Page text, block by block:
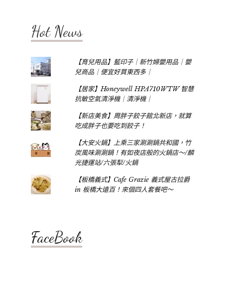
Hot News
【育兒用品】藍印子｜新竹婦嬰用品｜嬰
兒商品｜便宜好買東西多｜
【居家】Honeywell HPA710WTW 智慧
抗敏空氣清淨機｜清淨機｜
【新店美食】周胖子餃子館北新店，就算
吃成胖子也要吃到餃子！
【大安火鍋】上乘三家涮涮鍋共和國，竹
炭風味涮涮鍋！有如夜店般的火鍋店～/麟
光捷運站/六張犁/火鍋
【板橋義式】Cafe Grazie 義式屋古拉爵
in 板橋大遠百！來個四人套餐吧～
FaceBook